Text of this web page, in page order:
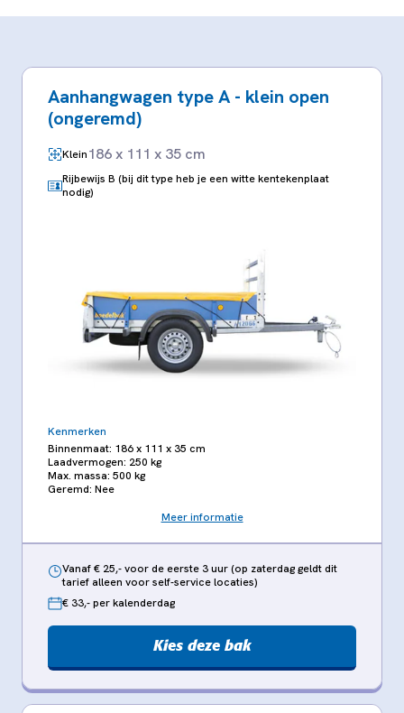
Aanhangwagen type A - klein open
(ongeremd)
Klein186 x 111 x 35 cm
Rijbewijs B (bij dit type heb je een witte kentekenplaat
nodig)
Kenmerken
Binnenmaat: 186 x 111 x 35 cm
Laadvermogen: 250 kg
Max. massa: 500 kg
Geremd: Nee
Meer informatie
Vanaf € 25,- voor de eerste 3 uur (op zaterdag geldt dit
tarief alleen voor self-service locaties)
€ 33,- per kalenderdag
Kies deze bak